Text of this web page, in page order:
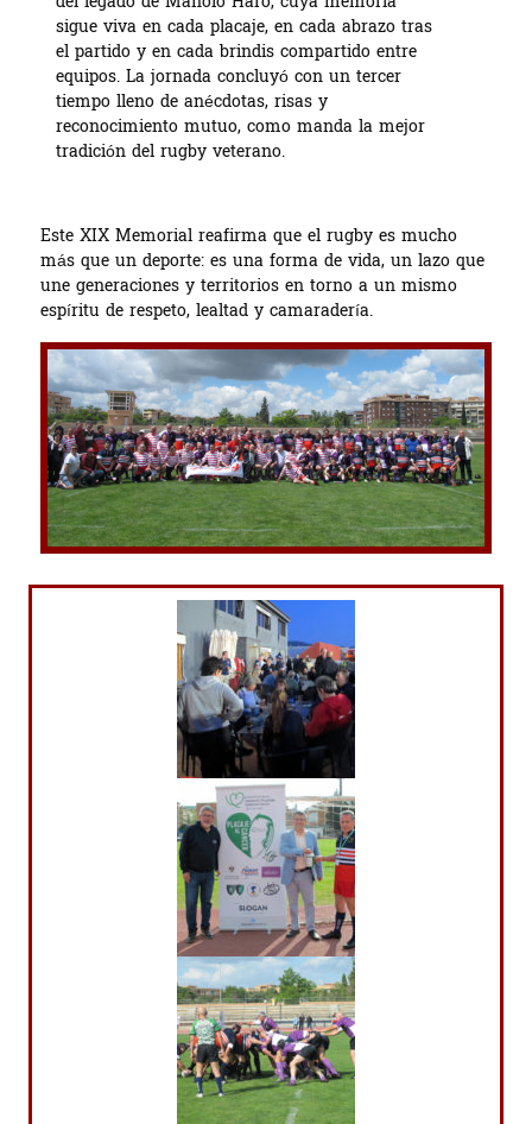
sigue viva en cada placaje, en cada abrazo tras
el partido y en cada brindis compartido entre
equipos. La jornada concluyó con un tercer
tiempo lleno de anécdotas, risas y
reconocimiento mutuo, como manda la mejor
tradición del rugby veterano.
Este XIX Memorial reafirma que el rugby es mucho
más que un deporte: es una forma de vida, un lazo que
une generaciones y territorios en torno a un mismo
espíritu de respeto, lealtad y camaradería.